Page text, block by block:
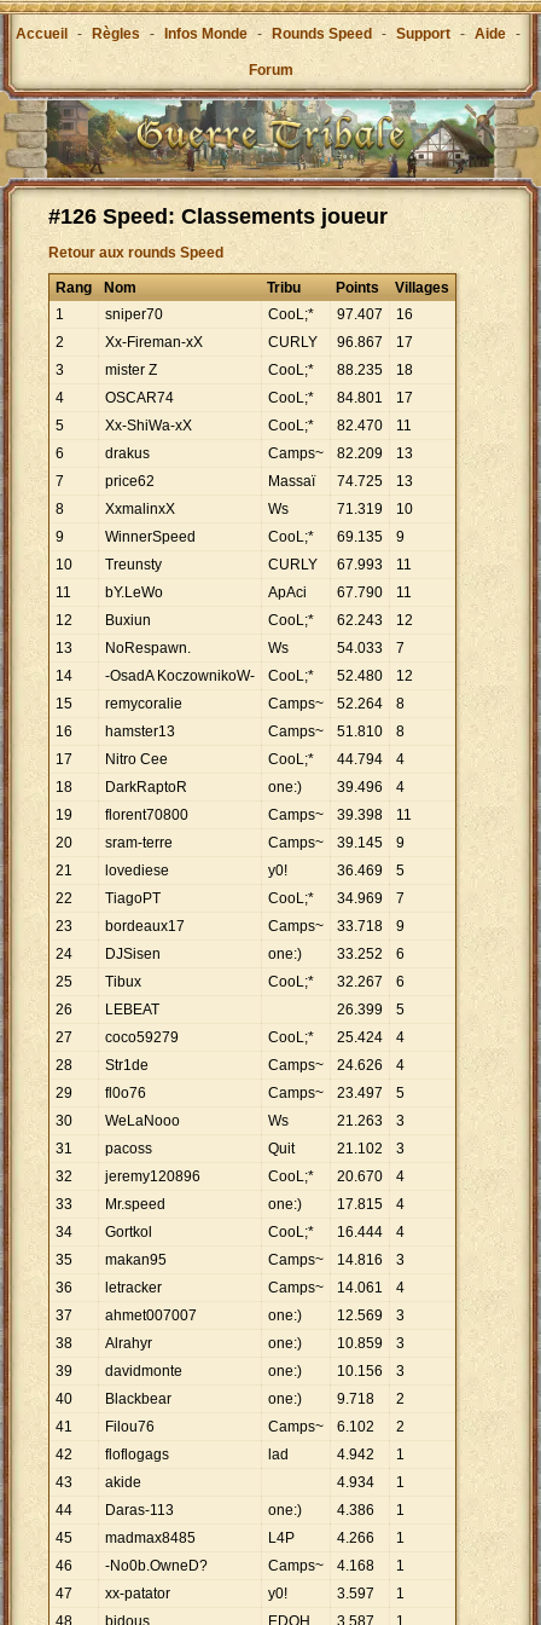
Accueil - Règles - Infos Monde - Rounds Speed - Support - Aide -
Forum
#126 Speed: Classements joueur
Retour aux rounds Speed
Rang Nom Tribu Points
Villages
1
sniper70 CooL;* 97.407
16
2
Xx-Fireman-xX CURLY 96.867
17
3
mister Z CooL;* 88.235
18
4
OSCAR74 CooL;* 84.801
17
5
Xx-ShiWa-xX CooL;* 82.470
11
6
drakus Camps~ 82.209
13
7
price62 Massaï 74.725
13
8
XxmalinxX Ws 71.319
10
9
WinnerSpeed CooL;* 69.135
9
10
Treunsty CURLY 67.993
11
11
bY.LeWo ApAci 67.790
11
12
Buxiun CooL;* 62.243
12
13
NoRespawn. Ws 54.033
7
14
-OsadA KoczownikoW- CooL;* 52.480
12
15
remycoralie Camps~ 52.264
8
16
hamster13 Camps~ 51.810
8
17
Nitro Cee CooL;* 44.794
4
18
DarkRaptoR one:) 39.496
4
19
florent70800 Camps~ 39.398
11
20
sram-terre Camps~ 39.145
9
21
lovediese y0! 36.469
5
22
TiagoPT CooL;* 34.969
7
23
bordeaux17 Camps~ 33.718
9
24
DJSisen one:) 33.252
6
25
Tibux CooL;* 32.267
6
26
LEBEAT 26.399
5
27
coco59279 CooL;* 25.424
4
28
Str1de Camps~ 24.626
4
29
fl0o76 Camps~ 23.497
5
30
WeLaNooo Ws 21.263
3
31
pacoss Quit 21.102
3
32
jeremy120896 CooL;* 20.670
4
33
Mr.speed one:) 17.815
4
34
Gortkol CooL;* 16.444
4
35
makan95 Camps~ 14.816
3
36
letracker Camps~ 14.061
4
37
ahmet007007 one:) 12.569
3
38
Alrahyr one:) 10.859
3
39
davidmonte one:) 10.156
3
40
Blackbear one:) 9.718
2
41
Filou76 Camps~ 6.102
2
42
floflogags lad 4.942
1
43
akide 4.934
1
44
Daras-113 one:) 4.386
1
45
madmax8485 L4P 4.266
1
46
-No0b.OwneD? Camps~ 4.168
1
47
xx-patator y0! 3.597
1